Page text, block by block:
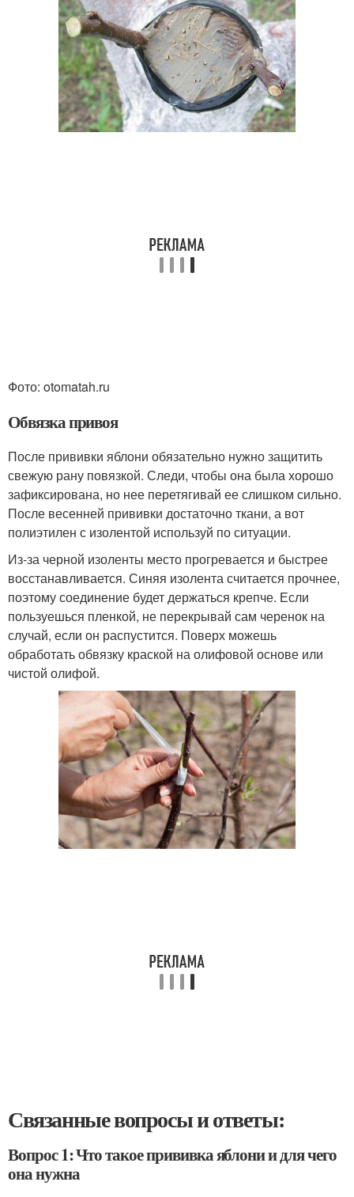
Фото: otomatah.ru
Обвязка привоя
После прививки яблони обязательно нужно защитить
свежую рану повязкой. Следи, чтобы она была хорошо
зафиксирована, но нее перетягивай ее слишком сильно.
После весенней прививки достаточно ткани, а вот
полиэтилен с изолентой используй по ситуации.
Из-за черной изоленты место прогревается и быстрее
восстанавливается. Синяя изолента считается прочнее,
поэтому соединение будет держаться крепче. Если
пользуешься пленкой, не перекрывай сам черенок на
случай, если он распустится. Поверх можешь
обработать обвязку краской на олифовой основе или
чистой олифой.
Связанные вопросы и ответы:
Вопрос 1: Что такое прививка яблони и для чего
она нужна